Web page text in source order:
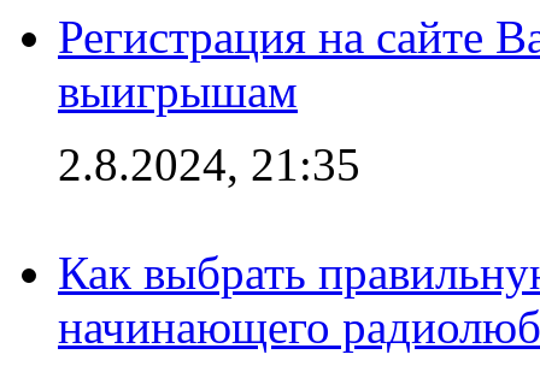
Регистрация на сайте
выигрышам
2.8.2024, 21:35
Как выбрать
начинающего